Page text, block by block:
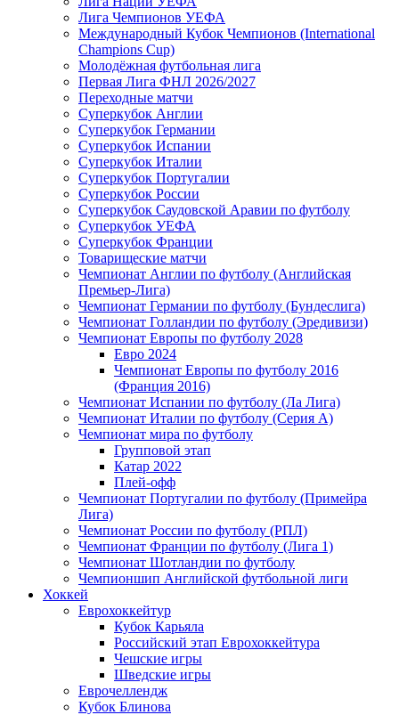
Лига Чемпионов УЕФА
Международный Кубок Чемпионов (International
Champions Cup)
Молодёжная футбольная лига
Первая Лига ФНЛ 2026/2027
Переходные матчи
Суперкубок Англии
Суперкубок Германии
Суперкубок Испании
Суперкубок Италии
Суперкубок Португалии
Суперкубок России
Суперкубок Саудовской Аравии по футболу
Суперкубок УЕФА
Суперкубок Франции
Товарищеские матчи
Чемпионат Англии по футболу (Английская
Премьер-Лига)
Чемпионат Германии по футболу (Бундеслига)
Чемпионат Голландии по футболу (Эредивизи)
Чемпионат Европы по футболу 2028
Евро 2024
Чемпионат Европы по футболу 2016
(Франция 2016)
Чемпионат Испании по футболу (Ла Лига)
Чемпионат Италии по футболу (Серия А)
Чемпионат мира по футболу
Групповой этап
Катар 2022
Плей-офф
Чемпионат Португалии по футболу (Примейра
Лига)
Чемпионат России по футболу (РПЛ)
Чемпионат Франции по футболу (Лига 1)
Чемпионат Шотландии по футболу
Чемпионшип Английской футбольной лиги
Хоккей
Еврохоккейтур
Кубок Карьяла
Российский этап Еврохоккейтура
Чешские игры
Шведские игры
Еврочеллендж
Кубок Блинова